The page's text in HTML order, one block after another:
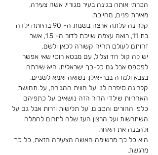
הכרתי אותה בגינה בעיר מגוריי. אשה צעירה,
מאירת פנים, מחייכת.
קלרינה עלתה ארצה בשנות ה- 90 בהיותה ילדה
בת 11, רואה עצמה שייכת לדור ה- 1.5, אשר
זהותם לעולם תהיה קשורה לכאן ולשם.
יש לה קול חד וצלול, עם מבטא רוסי שאי אפשר
לפספס אבל גם כל-כך ישראלית. היא שירתה
בצבא ולמדה בבר-אילן, נשואה ואמא לשניים.
קלרינה סיפרה לנו על חווית ההגירה, על תחושת
האחריות שילדי הדור הזה נושאים על כתפיהם
כלפי ההורים והסבים, על תלישות וזרות אבל גם על
השתרשות ועל הרצון העז שלה לתרום לחמלה
ולהבנה את האחר.
היא כל כך מרשימה האשה הצעירה הזאת, כל כך
מרגשת.